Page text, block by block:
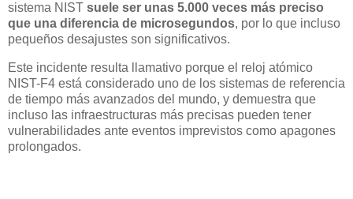
sistema NIST suele ser unas 5.000 veces más preciso
que una diferencia de microsegundos, por lo que incluso
pequeños desajustes son significativos.
Este incidente resulta llamativo porque el reloj atómico
NIST-F4 está considerado uno de los sistemas de referencia
de tiempo más avanzados del mundo, y demuestra que
incluso las infraestructuras más precisas pueden tener
vulnerabilidades ante eventos imprevistos como apagones
prolongados.